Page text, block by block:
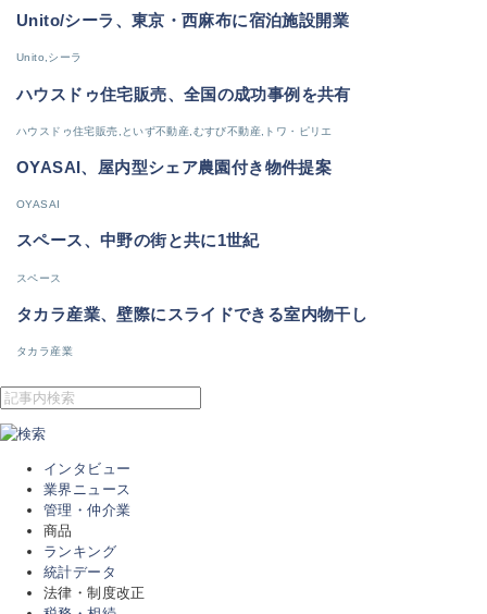
Unito/シーラ、東京・西麻布に宿泊施設開業
Unito,シーラ
ハウスドゥ住宅販売、全国の成功事例を共有
ハウスドゥ住宅販売,といず不動産,むすび不動産,トワ・ピリエ
OYASAI、屋内型シェア農園付き物件提案
OYASAI
スペース、中野の街と共に1世紀
スペース
タカラ産業、壁際にスライドできる室内物干し
タカラ産業
インタビュー
業界ニュース
管理・仲介業
商品
ランキング
統計データ
法律・制度改正